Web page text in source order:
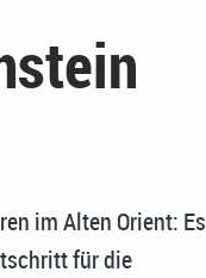
im Alten Orient: Es
für die